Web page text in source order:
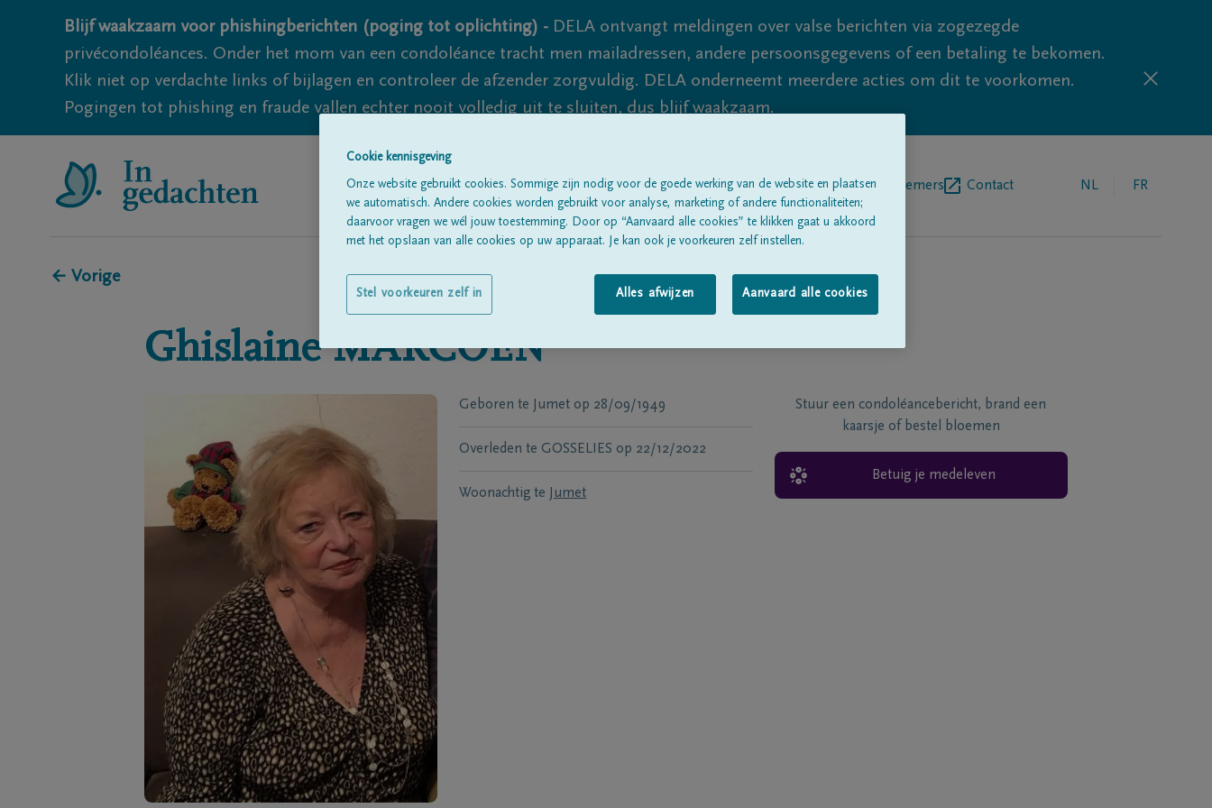
Blijf waakzaam voor phishingberichten (poging tot oplichting) - DELA ontvangt meldingen over valse berichten via zogezegde
privécondoléances. Onder het mom van een condoléance tracht men mailadressen, andere persoonsgegevens of een betaling te bekomen.
Klik niet op verdachte links of bijlagen en controleer de afzender zorgvuldig. DELA onderneemt meerdere acties om dit te voorkomen.
Pogingen tot phishing en fraude vallen echter nooit volledig uit te sluiten, dus blijf waakzaam.
Alle rouwberichtenOver onsBegrafenisondernemers Contact NL FR
← Vorige
Ghislaine MARCOEN
Geboren te Jumet op 28/09/1949
Overleden te GOSSELIES op 22/12/2022
Woonachtig te Jumet
Stuur een condoléancebericht, brand een
kaarsje of bestel bloemen
Betuig je medeleven
Cookie kennisgeving
Onze website gebruikt cookies. Sommige zijn nodig voor de goede werking van de website en plaatsen
we automatisch. Andere cookies worden gebruikt voor analyse, marketing of andere functionaliteiten;
daarvoor vragen we wél jouw toestemming. Door op “Aanvaard alle cookies” te klikken gaat u akkoord
met het opslaan van alle cookies op uw apparaat. Je kan ook je voorkeuren zelf instellen.
Alles afwijzen Aanvaard alle cookies
Stel voorkeuren zelf in